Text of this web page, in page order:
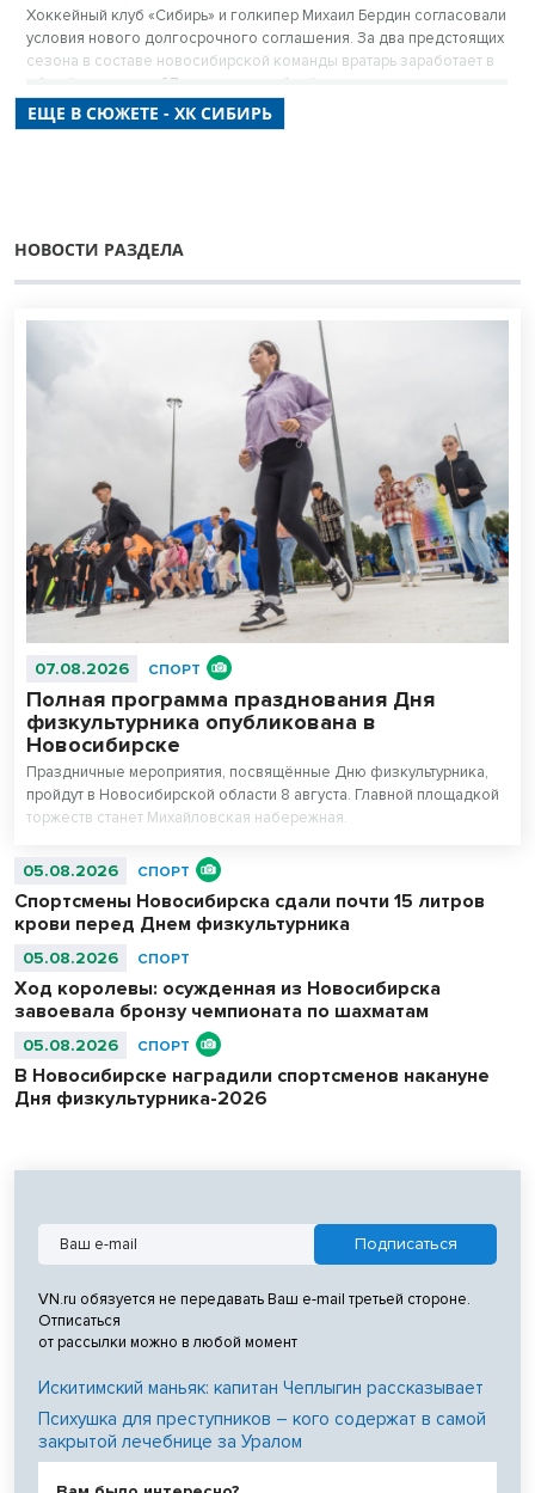
Хоккейный клуб «Сибирь» и голкипер Михаил Бердин согласовали
условия нового долгосрочного соглашения. За два предстоящих
сезона в составе новосибирской команды вратарь заработает в
общей сложности 87 миллионов рублей, что делает его одним из
самых высокооплачиваемых игроков клуба.
ЕЩЕ В СЮЖЕТЕ - ХК СИБИРЬ
НОВОСТИ РАЗДЕЛА
07.08.2026 СПОРТ
Полная программа празднования Дня
физкультурника опубликована в
Новосибирске
Праздничные мероприятия, посвящённые Дню физкультурника,
пройдут в Новосибирской области 8 августа. Главной площадкой
торжеств станет Михайловская набережная.
05.08.2026 СПОРТ
Спортсмены Новосибирска сдали почти 15 литров
крови перед Днем физкультурника
05.08.2026 СПОРТ
Ход королевы: осужденная из Новосибирска
завоевала бронзу чемпионата по шахматам
05.08.2026 СПОРТ
В Новосибирске наградили спортсменов накануне
Дня физкультурника-2026
VN.ru обязуется не передавать Ваш e-mail третьей стороне.
Отписаться
от рассылки можно в любой момент
Искитимский маньяк: капитан Чеплыгин рассказывает
Психушка для преступников – кого содержат в самой
закрытой лечебнице за Уралом